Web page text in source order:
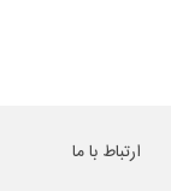
ارتباط با ما